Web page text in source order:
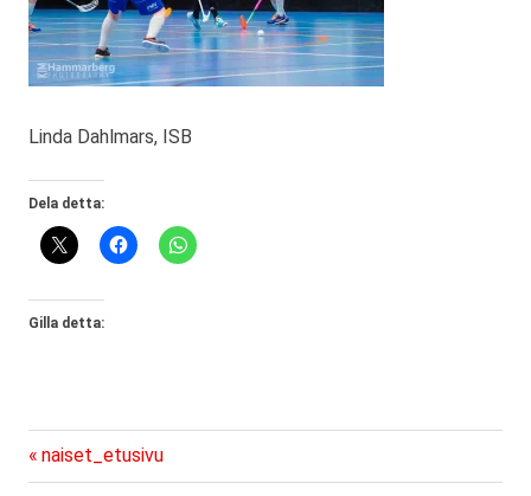
Linda Dahlmars, ISB
Dela detta:
Gilla detta:
Inläggsnavigering
Föregående
inlägg:
naiset_etusivu